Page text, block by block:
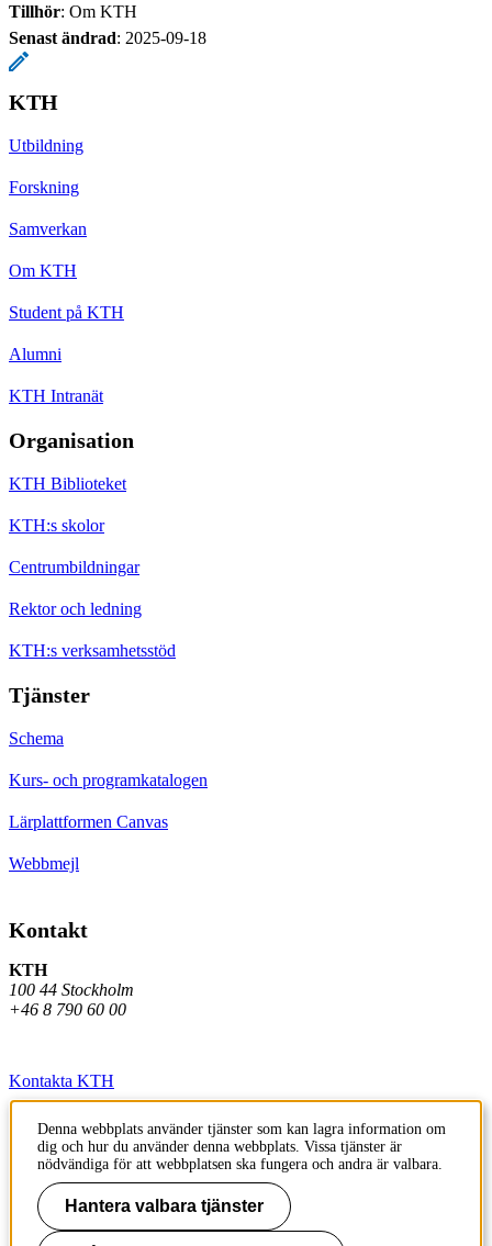
Tillhör: Om KTH
Senast ändrad: 2025-09-18
KTH
Utbildning
Forskning
Samverkan
Om KTH
Student på KTH
Alumni
KTH Intranät
Organisation
KTH Biblioteket
KTH:s skolor
Centrumbildningar
Rektor och ledning
KTH:s verksamhetsstöd
Tjänster
Schema
Kurs- och programkatalogen
Lärplattformen Canvas
Webbmejl
Kontakt
KTH
100 44 Stockholm
+46 8 790 60 00
Kontakta KTH
Jobba på KTH
Press och media
Faktura och betalning KTH
Denna webbplats använder tjänster som kan lagra information om
dig och hur du använder denna webbplats. Vissa tjänster är
nödvändiga för att webbplatsen ska fungera och andra är valbara.
Hantera valbara tjänster